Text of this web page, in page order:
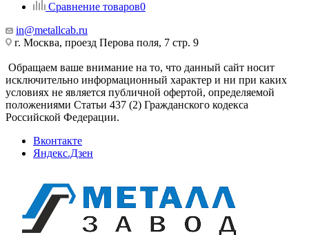
Сравнение товаров0
in@metallcab.ru
г. Москва, проезд Перова поля, 7 стр. 9
Обращаем ваше внимание на то, что данный сайт носит
исключительно информационный характер и ни при каких
условиях не является публичной офертой, определяемой
положениями Статьи 437 (2) Гражданского кодекса
Российской Федерации.
Вконтакте
Яндекс.Дзен